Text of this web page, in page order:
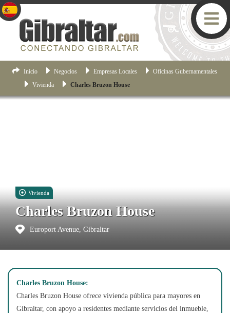
Inicio Negocios Empresas Locales
Oficinas Gubernamentales
Vivienda
Charles Bruzon House
Vivienda
Charles Bruzon House
Europort Avenue, Gibraltar
Charles Bruzon House:
Charles Bruzon House ofrece vivienda pública para mayores en
Gibraltar, con apoyo a residentes mediante servicios del inmueble,